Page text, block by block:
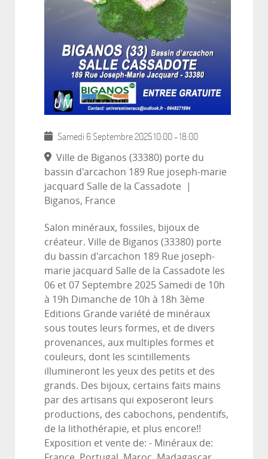
Samedi 6 Septembre 202510:00 -18:00
Ville de Biganos (33380) porte du
bassin d'arcachon 189 Rue joseph-marie
jacquard Salle de la Cassadote
|
Biganos, France
Salon minéraux, fossiles, bijoux de
créateur. Ville de Biganos (33380) porte
du bassin d'arcachon 189 Rue joseph-
marie jacquard Salle de la Cassadote les
06 et 07 Septembre 2025 Samedi de 10h
à 19h Dimanche de 10h à 18h 3ème
Editions Grande variété de minéraux
sous toutes leurs formes, et de divers
provenances, aux multiples formes et
couleurs, dont les scintillements
illumineront les yeux des petits et des
grands. Des bijoux, certains faits mains
par des artisans qui exposeront leurs
productions, des cabochons, pendentifs,
de la lithothérapie, et plus encore!!
Exposition et vente de: - Minéraux de: